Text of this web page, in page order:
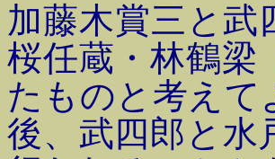
加藤木賞三と武
桜任蔵・林鶴梁
たものと考えて
後、武四郎と水